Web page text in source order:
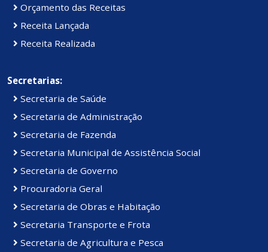
Orçamento das Receitas
Receita Lançada
Receita Realizada
Secretarias:
Secretaria de Saúde
Secretaria de Administração
Secretaria de Fazenda
Secretaria Municipal de Assistência Social
Secretaria de Governo
Procuradoria Geral
Secretaria de Obras e Habitação
Secretaria Transporte e Frota
Secretaria de Agricultura e Pesca